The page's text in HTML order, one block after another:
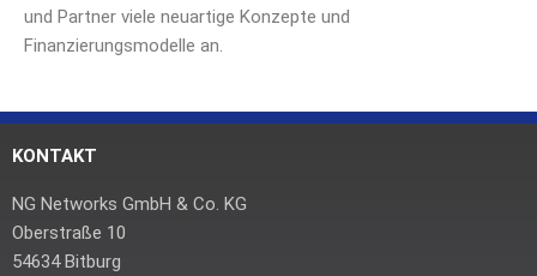
und Partner viele neuartige Konzepte und
Finanzierungsmodelle an.
KONTAKT
NG Networks GmbH & Co. KG
Oberstraße 10
54634 Bitburg